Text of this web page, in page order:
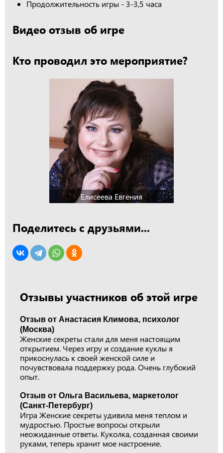
Продолжительность игры - 3-3,5 часа
Видео отзыв об игре
Кто проводил это мероприятие?
Елисеева Евгения
Поделитесь с друзьями...
Отзывы участников об этой игре
Отзыв от Анастасия Климова, психолог
(Москва)
Женские секреты стали для меня настоящим
открытием. Через игру и создание куклы я
прикоснулась к своей женской силе и
почувствовала поддержку рода. Очень глубокий
опыт.
Отзыв от Ольга Васильева, маркетолог
(Санкт-Петербург)
Игра Женские секреты удивила меня теплом и
мудростью. Простые вопросы открыли
неожиданные ответы. Куколка, созданная своими
руками, теперь хранит мое настроение.